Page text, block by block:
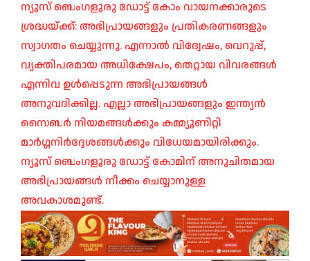
ന്യൂസ് ബെംഗളൂരു ഡോട്ട് കോം വായനക്കാരുടെ
ശ്രദ്ധയ്ക്ക്: അഭിപ്രായങ്ങളും പ്രതികരണങ്ങളും
സ്വാഗതം ചെയ്യുന്നു. എന്നാൽ വിദ്വേഷം, വെറുപ്പ്,
വ്യക്തിപരമായ അധിക്ഷേപം, തെറ്റായ വിവരങ്ങൾ
എന്നിവ ഉൾപ്പെടുന്ന അഭിപ്രായങ്ങൾ
അനുവദിക്കില്ല. എല്ലാ അഭിപ്രായങ്ങളും ഇന്ത്യൻ
സൈബർ നിയമങ്ങൾക്കും കമ്മ്യൂണിറ്റി
മാർഗ്ഗനിർദ്ദേശങ്ങൾക്കും വിധേയമായിരിക്കും.
ന്യൂസ് ബെംഗളൂരു ഡോട്ട് കോമിന് അനുചിതമായ
അഭിപ്രായങ്ങൾ നീക്കം ചെയ്യാനുള്ള
അവകാശമുണ്ട്.